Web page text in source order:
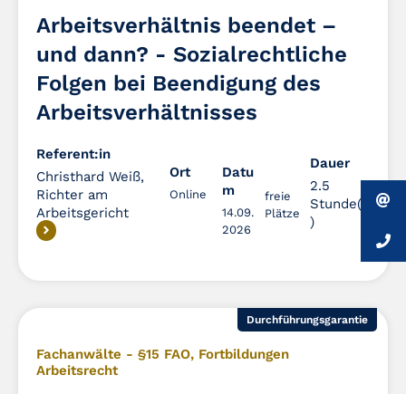
Arbeitsverhältnis beendet –
und dann? - Sozialrechtliche
Folgen bei Beendigung des
Arbeitsverhältnisses
Referent:in
Christhard Weiß,
Richter am
Arbeitsgericht
Ort
Online
Datu
m
14.09.
2026
freie
Plätze
Dauer
2.5
Stunde(n
)
Durchführungsgarantie
Fachanwälte - §15 FAO, Fortbildungen
Arbeitsrecht